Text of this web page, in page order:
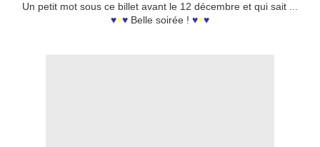
Un petit mot sous ce billet avant le 12 décembre et qui sait ...
♥♥♥ Belle soirée ! ♥♥♥